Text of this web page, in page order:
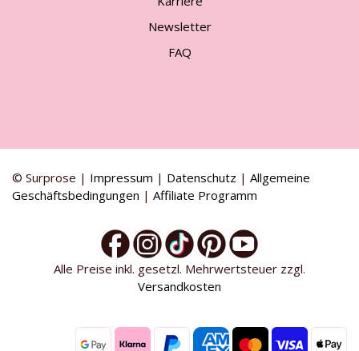
Newsletter
FAQ
© Surprose | Impressum | Datenschutz | Allgemeine
Geschäftsbedingungen | Affiliate Programm
Alle Preise inkl. gesetzl. Mehrwertsteuer zzgl.
Versandkosten